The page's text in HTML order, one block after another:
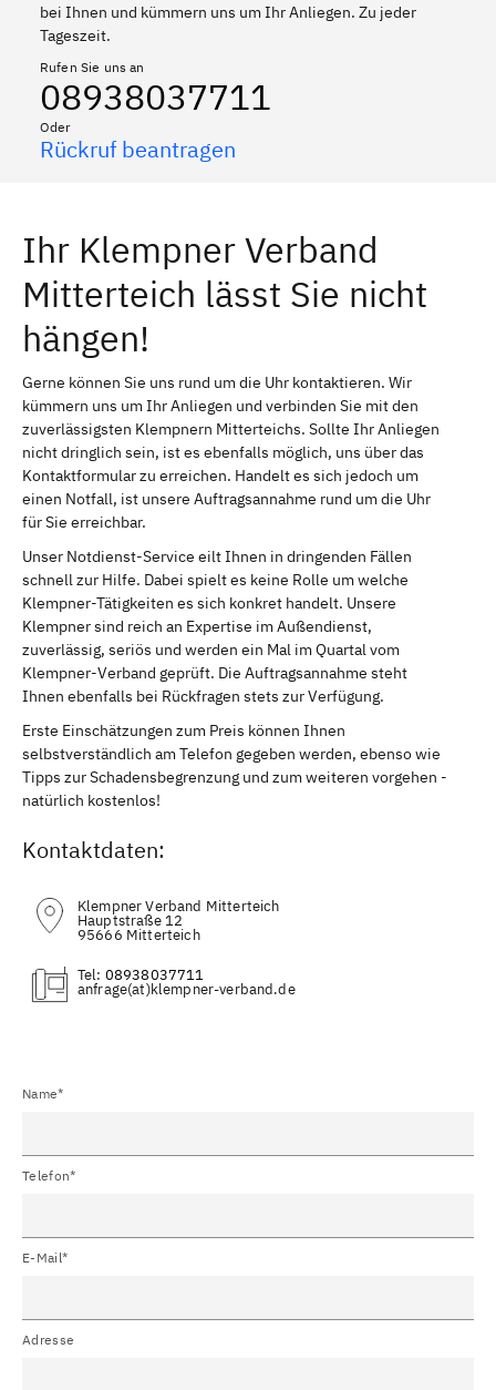
bei Ihnen und kümmern uns um Ihr Anliegen. Zu jeder
Tageszeit.
Rufen Sie uns an
08938037711
Oder
Rückruf beantragen
Ihr Klempner Verband
Mitterteich lässt Sie nicht
hängen!
Gerne können Sie uns rund um die Uhr kontaktieren. Wir
kümmern uns um Ihr Anliegen und verbinden Sie mit den
zuverlässigsten Klempnern Mitterteichs. Sollte Ihr Anliegen
nicht dringlich sein, ist es ebenfalls möglich, uns über das
Kontaktformular zu erreichen. Handelt es sich jedoch um
einen Notfall, ist unsere Auftragsannahme rund um die Uhr
für Sie erreichbar.
Unser Notdienst-Service eilt Ihnen in dringenden Fällen
schnell zur Hilfe. Dabei spielt es keine Rolle um welche
Klempner-Tätigkeiten es sich konkret handelt. Unsere
Klempner sind reich an Expertise im Außendienst,
zuverlässig, seriös und werden ein Mal im Quartal vom
Klempner-Verband geprüft. Die Auftragsannahme steht
Ihnen ebenfalls bei Rückfragen stets zur Verfügung.
Erste Einschätzungen zum Preis können Ihnen
selbstverständlich am Telefon gegeben werden, ebenso wie
Tipps zur Schadensbegrenzung und zum weiteren vorgehen -
natürlich kostenlos!
Kontaktdaten:
Klempner Verband Mitterteich
Hauptstraße 12
95666 Mitterteich
Tel: 08938037711
(at)
Name*
Telefon*
E-Mail*
Adresse